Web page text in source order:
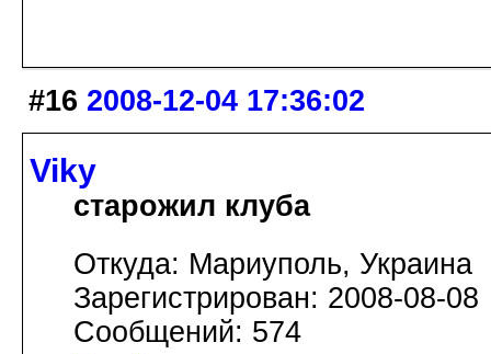
#16 2008-12-04 17:36:02
Viky
старожил клуба
Откуда: Мариуполь, Украина
Зарегистрирован: 2008-08-08
Сообщений: 574